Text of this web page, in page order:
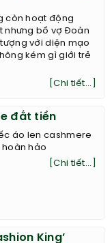
còn hoạt động
nhưng bố vợ Đoàn
với diện mạo
kém gì giới trẻ
[Chi tiết...]
đắt tiền
áo len cashmere
hảo
[Chi tiết...]
King’